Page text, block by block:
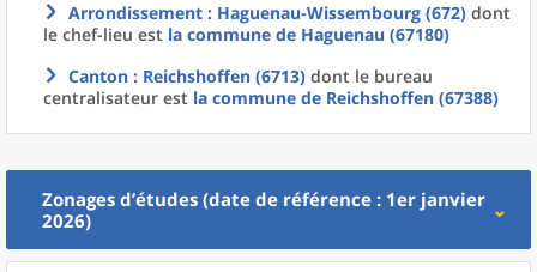
Arrondissement : Haguenau-Wissembourg (672) dont
le chef-lieu est la commune de Haguenau (67180)
Canton : Reichshoffen (6713) dont le bureau
centralisateur est la commune de Reichshoffen (67388)
Zonages d’études (date de référence : 1er janvier
2026)